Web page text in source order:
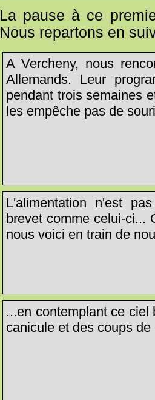
La pause à ce
Nous repartons en
A Vercheny, nous
Allemands. Leur
pendant trois semaines
les empêche pas de
L'alimentation n'est
brevet comme celui-ci...
nous voici en train de
...en contemplant ce
canicule et des coups de